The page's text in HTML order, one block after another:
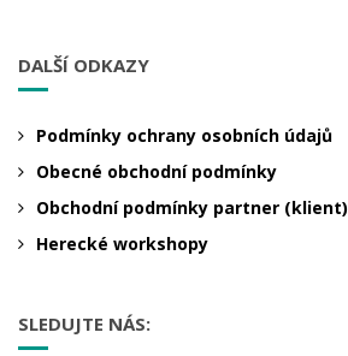
DALŠÍ ODKAZY
Podmínky ochrany osobních údajů
Obecné obchodní podmínky
Obchodní podmínky partner (klient)
Herecké workshopy
SLEDUJTE NÁS: